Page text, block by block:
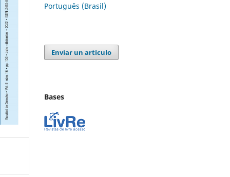
Português (Brasil)
Enviar un artículo
Bases